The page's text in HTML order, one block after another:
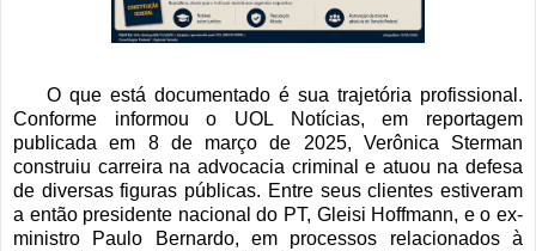
O que está documentado é sua trajetória profissional.
Conforme informou o UOL Notícias, em reportagem
publicada em 8 de março de 2025, Verônica Sterman
construiu carreira na advocacia criminal e atuou na defesa
de diversas figuras públicas. Entre seus clientes estiveram
a então presidente nacional do PT, Gleisi Hoffmann, e o ex-
ministro Paulo Bernardo, em processos relacionados à